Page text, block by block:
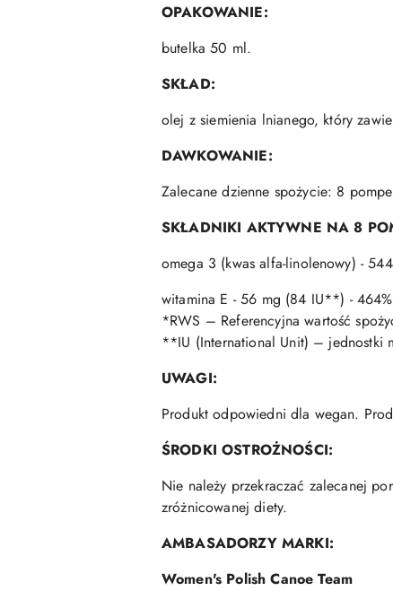
OPAKOWANIE:
butelka 50 ml.
SKŁAD:
olej z siemienia lnianego, który
DAWKOWANIE:
Zalecane dzienne spożycie: 8
SKŁADNIKI AKTYWNE NA 8
omega 3 (kwas alfa-linolenowy) -
witamina E - 56 mg (84 IU**) -
*RWS – Referencyjna wartość
**IU (International Unit) – jednostki
UWAGI:
Produkt odpowiedni dla wegan.
ŚRODKI OSTROŻNOŚCI:
Nie należy przekraczać zalecanej
zróżnicowanej diety.
AMBASADORZY MARKI:
Women's Polish Canoe Team